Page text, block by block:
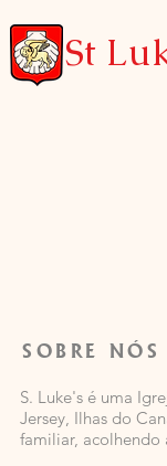
St
SOBRE NÓS
S. Luke's é uma
Jersey, Ilhas do
familiar, acolhendo